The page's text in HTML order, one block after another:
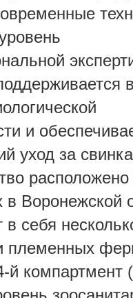
и
уход за
расположено
Воронежской
в себя
племенных
компартмент